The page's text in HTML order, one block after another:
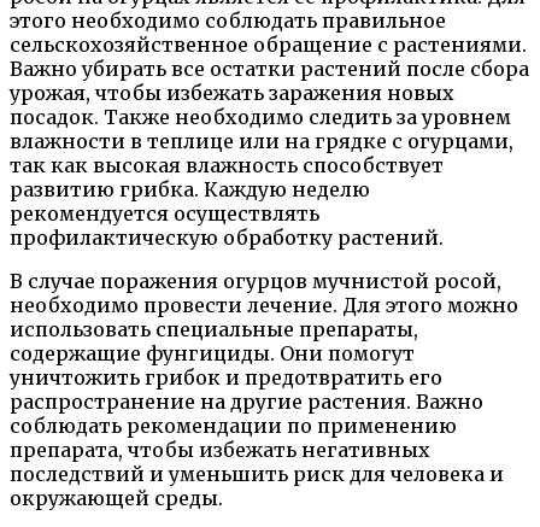
этого необходимо соблюдать правильное
сельскохозяйственное обращение с растениями.
Важно убирать все остатки растений после сбора
урожая, чтобы избежать заражения новых
посадок. Также необходимо следить за уровнем
влажности в теплице или на грядке с огурцами,
так как высокая влажность способствует
развитию грибка. Каждую неделю
рекомендуется осуществлять
профилактическую обработку растений.
В случае поражения огурцов мучнистой росой,
необходимо провести лечение. Для этого можно
использовать специальные препараты,
содержащие фунгициды. Они помогут
уничтожить грибок и предотвратить его
распространение на другие растения. Важно
соблюдать рекомендации по применению
препарата, чтобы избежать негативных
последствий и уменьшить риск для человека и
окружающей среды.